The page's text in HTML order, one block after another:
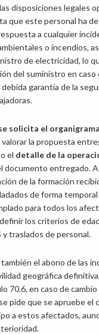
disposiciones legales
que este personal ha
a cualquier
o incendios,
de electricidad, lo
del suministro en caso
garantía de la
solicita el
la propuesta
el detalle de la
documento entregado.
de la formación
de forma temporal
para todos los
los criterios de
y traslados de personal.
el abono de las
geográfica
70.6, en caso de
pide que se apruebe el
a estos afectados,